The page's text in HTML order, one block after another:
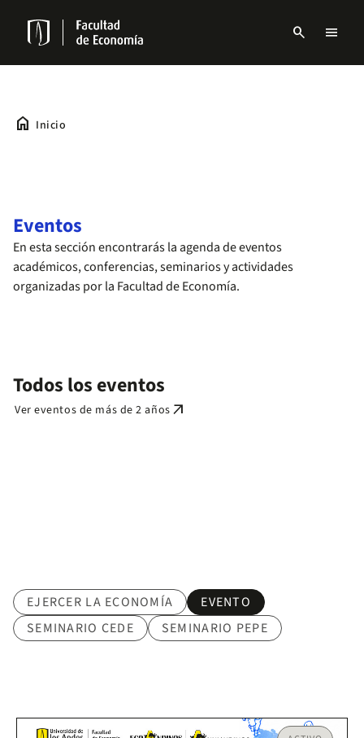
contenido
principal
Navbar
search menu
home Inicio
Eventos
En esta sección encontrarás la agenda de eventos
académicos, conferencias, seminarios y actividades
organizadas por la Facultad de Economía.
Todos los eventos
Ver eventos de más de 2 años arrow_outward
TematicaEJERCER LA ECONOMÍA
EVENTO
SEMINARIO CEDE
SEMINARIO PEPE